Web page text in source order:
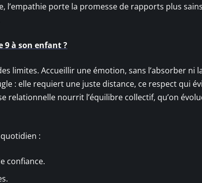
l’empathie porte la promesse de rapports plus
9 à son enfant ?
limites. Accueillir une émotion, sans l’absorber ni
: elle requiert une juste distance, ce respect qui
relationnelle nourrit l’équilibre collectif, qu’on
:
confiance.